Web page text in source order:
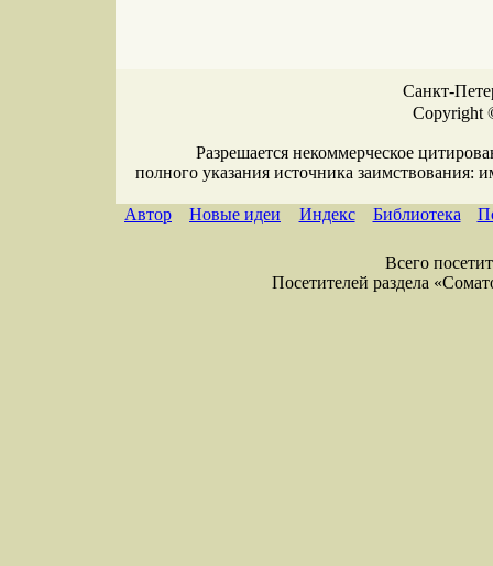
Санкт-
Copyright
Разрешается некоммерческое
полного указания источника заимствования:
Автор Новые идеи Индекс Библиотека
Всего
Посетителей раздела